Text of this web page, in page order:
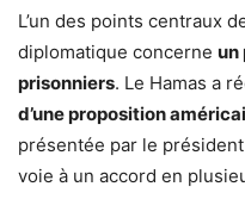
L’un des points centraux
diplomatique concerne un
prisonniers. Le Hamas a
d’une proposition
présentée par le
voie à un accord en